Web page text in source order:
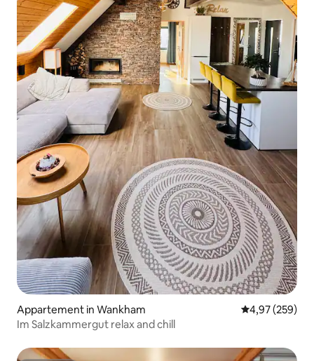
Appartement in Wankham Gemiddelde
4,97 (259)
Im Salzkammergut relax and chill